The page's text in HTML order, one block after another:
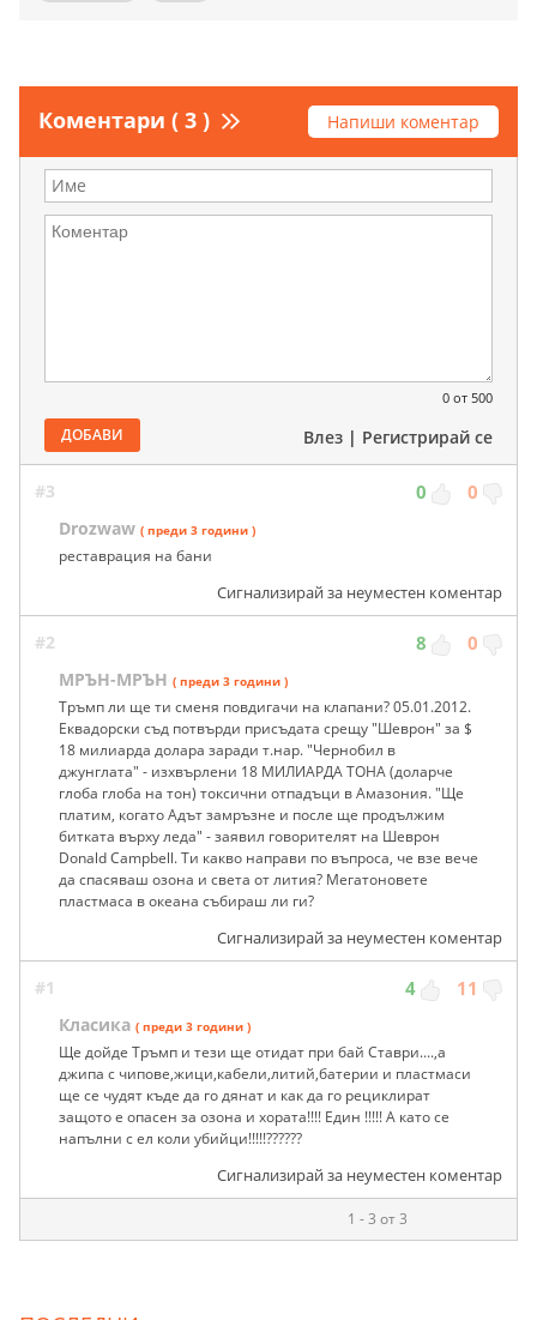
Коментари ( 3 ) Напиши коментар
0 от 500
ДОБАВИ Влез | Регистрирай се
#3 0 0
Drozwaw ( преди 3 години )
реставрация на бани
Сигнализирай за неуместен коментар
#2 8 0
МРЪН-МРЪН ( преди 3 години )
Тръмп ли ще ти сменя повдигачи на клапани? 05.01.2012.
Еквадорски съд потвърди присъдата срещу "Шеврон" за $
18 милиарда долара заради т.нар. "Чернобил в
джунглата" - изхвърлени 18 МИЛИАРДА ТОНА (дoларче
глоба глоба на тон) токсични отпадъци в Амазония. "Ще
платим, когато Адът замръзне и после ще продължим
битката върху леда" - заявил говорителят на Шеврон
Donald Campbell. Ти какво направи по въпроса, че взе вече
да спасяваш озона и света от лития? Мегатоновете
пластмаса в океана събираш ли ги?
Сигнализирай за неуместен коментар
#1 4 11
Класика ( преди 3 години )
Ще дойде Тръмп и тези ще отидат при бай Ставри....,а
джипа с чипове,жици,кабели,литий,батерии и пластмаси
ще се чудят къде да го дянат и как да го рециклират
защото е опасен за озона и хората!!!! Един !!!!! А като се
напълни с ел коли убийци!!!!!??????
Сигнализирай за неуместен коментар
1 - 3 от 3